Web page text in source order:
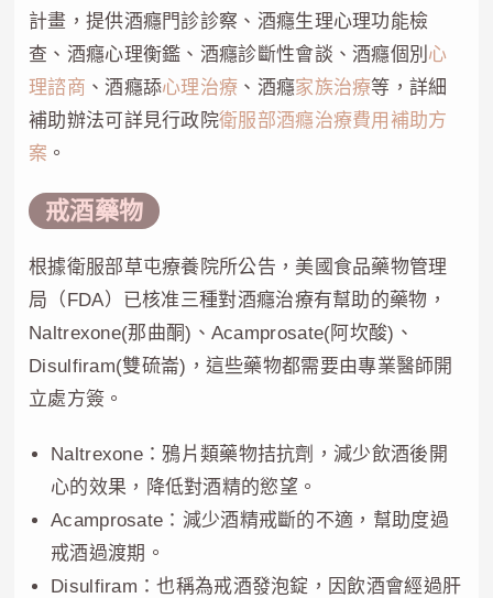
計畫，提供酒癮門診診察、酒癮生理心理功能檢
查、酒癮心理衡鑑、酒癮診斷性會談、酒癮個別 心
理諮商 、酒癮舔心理治療 、酒癮家族治療等，詳細
補助辦法可詳見行政院衛服部酒癮治療費用補助方
案 。
戒酒藥物
根據衛服部草屯療養院所公告，美國食品藥物管理
局（FDA）已核准三種對酒癮治療有幫助的藥物，
Naltrexone(那曲酮)、Acamprosate(阿坎酸)、
Disulfiram(雙硫崙)，這些藥物都需要由專業醫師開
立處方簽。
Naltrexone：鴉片類藥物拮抗劑，減少飲酒後開
心的效果，降低對酒精的慾望。
Acamprosate：減少酒精戒斷的不適，幫助度過
戒酒過渡期。
Disulfiram：也稱為戒酒發泡錠，因飲酒會經過肝